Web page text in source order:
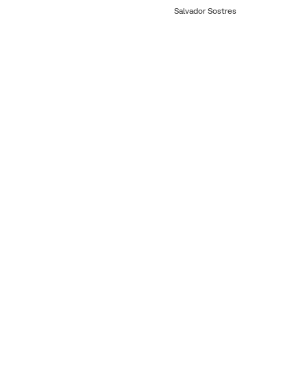
Salvador Sostres